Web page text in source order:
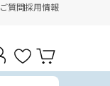
質問採用情報